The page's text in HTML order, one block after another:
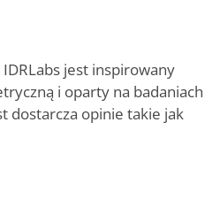
jest inspirowany
i oparty na badaniach
dostarcza opinie takie jak